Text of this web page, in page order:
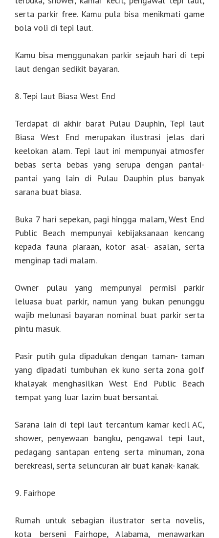
serta parkir free. Kamu pula bisa menikmati game
bola voli di tepi laut.
Kamu bisa menggunakan parkir sejauh hari di tepi
laut dengan sedikit bayaran.
8. Tepi laut Biasa West End
Terdapat di akhir barat Pulau Dauphin, Tepi laut
Biasa West End merupakan ilustrasi jelas dari
keelokan alam. Tepi laut ini mempunyai atmosfer
bebas serta bebas yang serupa dengan pantai-
pantai yang lain di Pulau Dauphin plus banyak
sarana buat biasa.
Buka 7 hari sepekan, pagi hingga malam, West End
Public Beach mempunyai kebijaksanaan kencang
kepada fauna piaraan, kotor asal- asalan, serta
menginap tadi malam.
Owner pulau yang mempunyai permisi parkir
leluasa buat parkir, namun yang bukan penunggu
wajib melunasi bayaran nominal buat parkir serta
pintu masuk.
Pasir putih gula dipadukan dengan taman- taman
yang dipadati tumbuhan ek kuno serta zona golf
khalayak menghasilkan West End Public Beach
tempat yang luar lazim buat bersantai.
Sarana lain di tepi laut tercantum kamar kecil AC,
shower, penyewaan bangku, pengawal tepi laut,
pedagang santapan enteng serta minuman, zona
berekreasi, serta seluncuran air buat kanak- kanak.
9. Fairhope
Rumah untuk sebagian ilustrator serta novelis,
kota berseni Fairhope, Alabama, menawarkan